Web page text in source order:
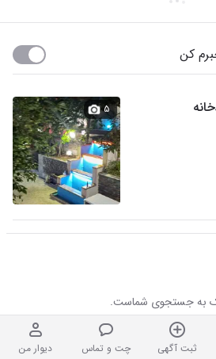
ثبت آگهی چت و تماس دیوار من
کن
۵
به جستجوی شماست.